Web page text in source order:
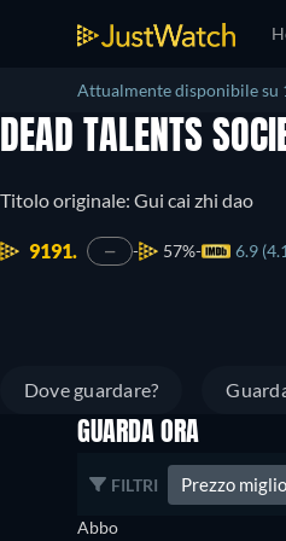
Attualmente disponibile su
DEAD TALENTS
Titolo originale: Gui cai zhi dao
9191. — 57% 6.9
Dove guardare?
GUARDA ORA
FILTRI Prezzo
Abbo